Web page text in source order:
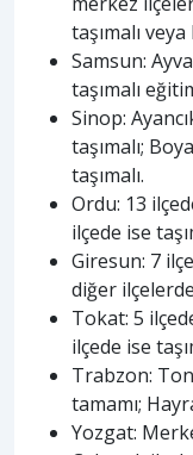
taşımalı veya
Samsun:
taşımalı
Sinop:
taşımalı;
taşımalı.
Ordu: 13
ilçede ise
Giresun: 7
diğer
Tokat: 5
ilçede ise
Trabzon:
tamamı;
Yozgat: